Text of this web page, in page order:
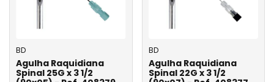
BD
Agulha Raquidiana
Spinal 25G x 3 1/2
BD
Agulha Raquidiana
Spinal 22G x 3 1/2